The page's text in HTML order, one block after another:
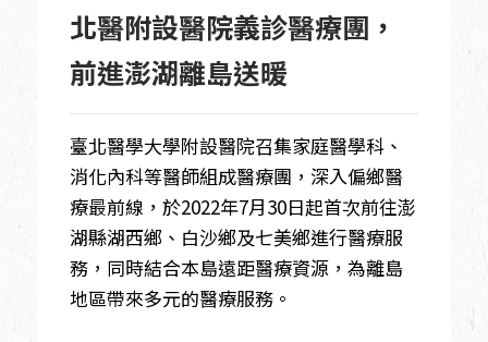
北醫附設醫院義診醫療團，
前進澎湖離島送暖
臺北醫學大學附設醫院召集家庭醫學科、
消化內科等醫師組成醫療團，深入偏鄉醫
療最前線，於2022年7月30日起首次前往澎
湖縣湖西鄉、白沙鄉及七美鄉進行醫療服
務，同時結合本島遠距醫療資源，為離島
地區帶來多元的醫療服務。